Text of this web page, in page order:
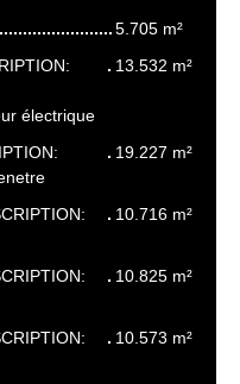
5.705 m²
électrique
13.532 m²
19.227 m²
10.716 m²
10.825 m²
10.573 m²